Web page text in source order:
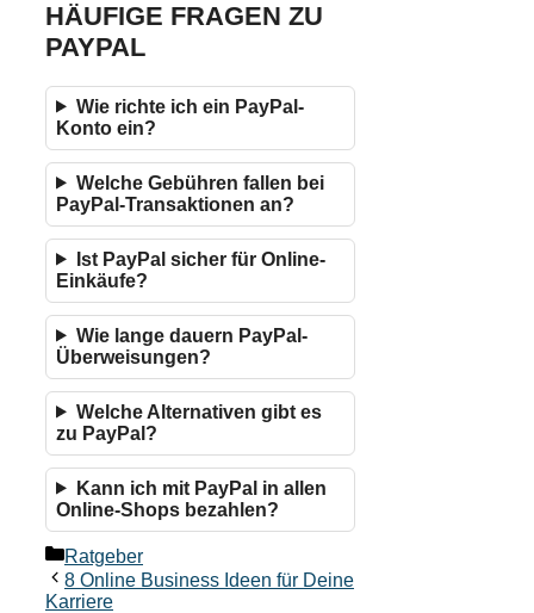
HÄUFIGE FRAGEN ZU
PAYPAL
Wie richte ich ein PayPal-
Konto ein?
Welche Gebühren fallen bei
PayPal-Transaktionen an?
Ist PayPal sicher für Online-
Einkäufe?
Wie lange dauern PayPal-
Überweisungen?
Welche Alternativen gibt es
zu PayPal?
Kann ich mit PayPal in allen
Online-Shops bezahlen?
Kategorien
Ratgeber
8 Online Business Ideen für Deine
Karriere